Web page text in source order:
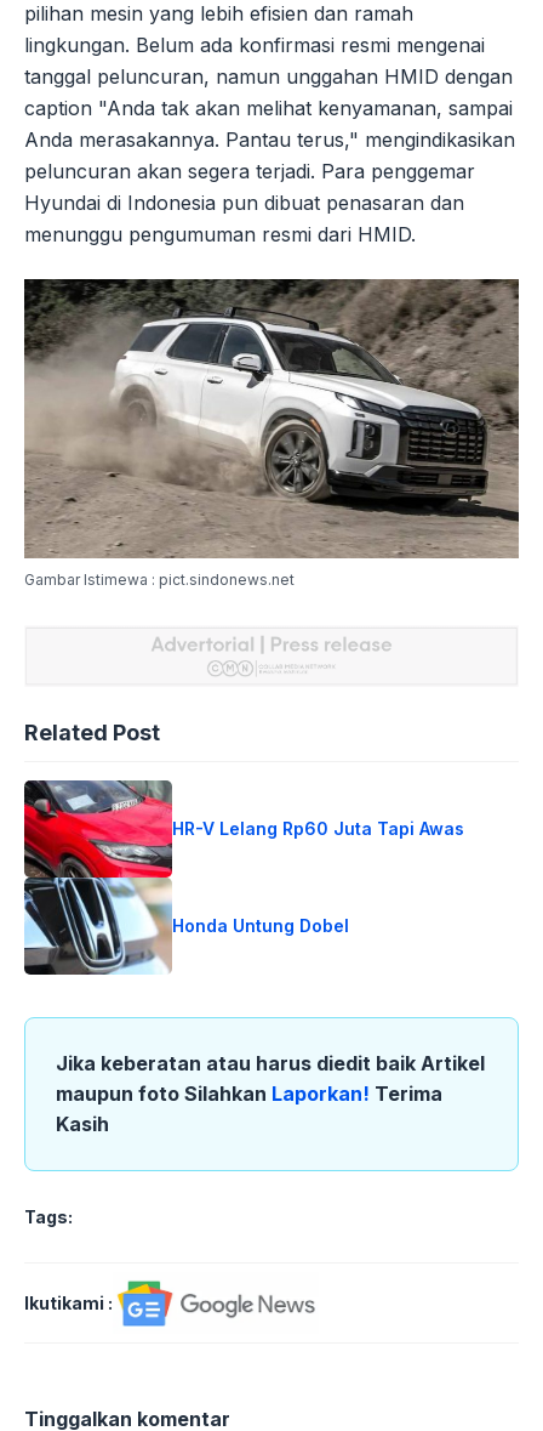
pilihan mesin yang lebih efisien dan ramah
lingkungan. Belum ada konfirmasi resmi mengenai
tanggal peluncuran, namun unggahan HMID dengan
caption "Anda tak akan melihat kenyamanan, sampai
Anda merasakannya. Pantau terus," mengindikasikan
peluncuran akan segera terjadi. Para penggemar
Hyundai di Indonesia pun dibuat penasaran dan
menunggu pengumuman resmi dari HMID.
Gambar Istimewa : pict.sindonews.net
Related Post
HR-V Lelang Rp60 Juta Tapi Awas
Honda Untung Dobel
Jika keberatan atau harus diedit baik Artikel
maupun foto Silahkan Laporkan! Terima
Kasih
Tags:
Ikutikami :
Tinggalkan komentar